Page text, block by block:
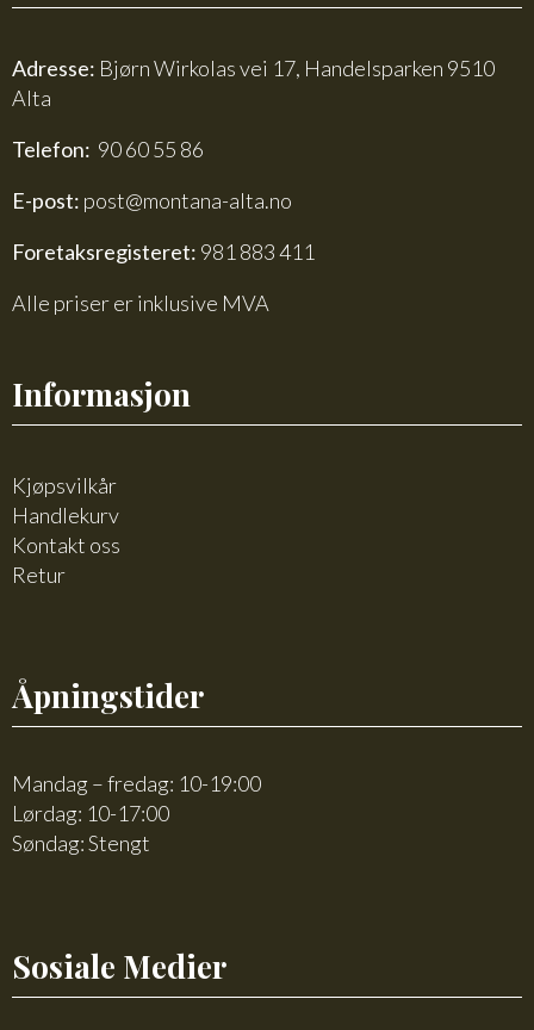
Adresse: Bjørn Wirkolas vei 17, Handelsparken 9510
Alta
Telefon: 90 60 55 86
E-post: post@montana-alta.no
Foretaksregisteret: 981 883 411
Alle priser er inklusive MVA
Informasjon
Kjøpsvilkår
Handlekurv
Kontakt oss
Retur
Åpningstider
Mandag – fredag: 10-19:00
Lørdag: 10-17:00
Søndag: Stengt
Sosiale Medier